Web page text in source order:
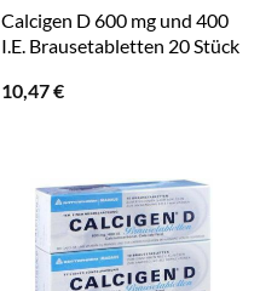
Calcigen D 600 mg und 400
I.E. Brausetabletten 20 Stück
10,47€